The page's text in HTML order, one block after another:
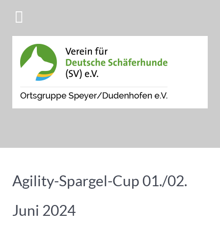
Agility-Spargel-Cup 01./02.
Juni 2024